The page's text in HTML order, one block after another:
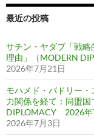
最近の投稿
サチン・ヤダブ「戦
理由」（MODERN
2026年7月21日
モハメド・バドリー
力関係を経て：同盟
DIPLOMACY 2026年
2026年7月3日